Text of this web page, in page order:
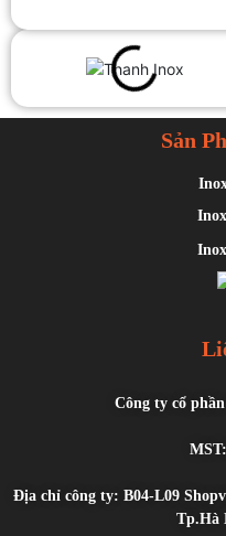
Sản
Công ty cổ
Địa chỉ công ty: B04-L09
Tp.Hà